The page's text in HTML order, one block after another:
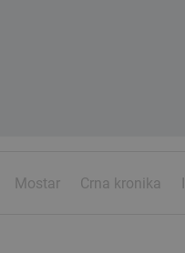
Mostar Crna kronika